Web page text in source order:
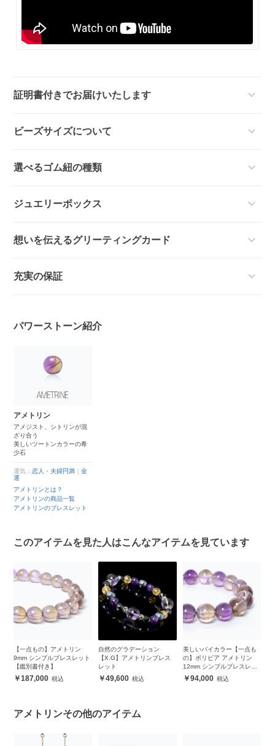
証明書付きでお届けいたします
ビーズサイズについて
選べるゴム紐の種類
ジュエリーボックス
想いを伝えるグリーティングカード
充実の保証
パワーストーン紹介
アメトリン
アメジスト、シトリンが混
ざり合う
美しいツートンカラーの希
少石
運気：恋人・夫婦円満 ｜金
運
アメトリンとは？
アメトリンの商品一覧
アメトリンのブレスレット
このアイテムを見た人はこんなアイテムを見ています
【一点もの】アメトリン
9mm シンプルブレスレット
【鑑別書付き】
187,000
自然のグラデーション
【X.G】アメトリンブレス
レット
49,600
美しいバイカラー【一点も
の】ボリビア アメトリン
12mm シンプルブレスレッ
ト 94,000
アメトリンその他のアイテム